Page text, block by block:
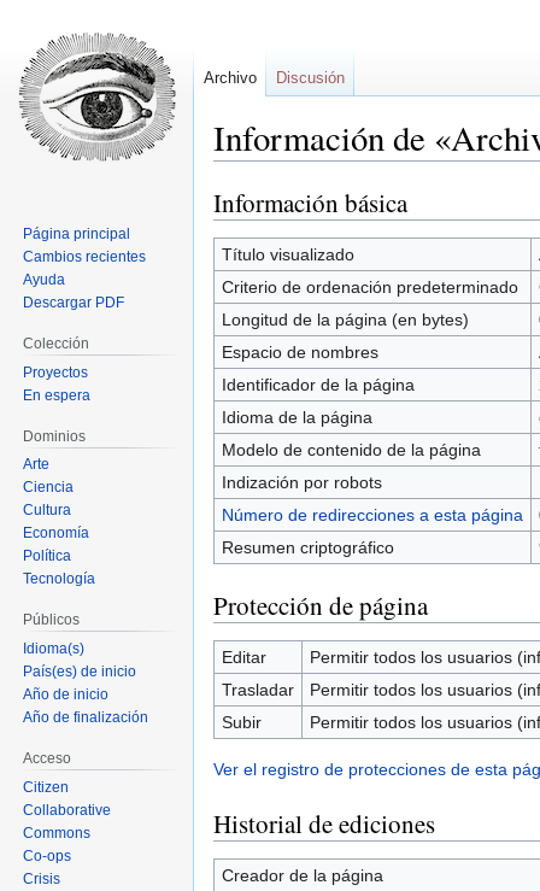
Información de
Ir
a
la
navegación
Ir
a
la
búsqueda
Información básica
Título visualizado
Criterio de ordenación predeterminado
Longitud de la página (en bytes)
Espacio de nombres
Identificador de la página
Idioma de la página
Modelo de contenido de la página
Indización por robots
Número de redirecciones a esta página
Resumen criptográfico
Protección de página
Editar
Permitir todos los usuarios
Trasladar
Permitir todos los usuarios
Subir
Permitir todos los usuarios
Ver el registro de protecciones de esta
Historial de ediciones
Creador de la página
Archivo Discusión
Página principal
Cambios recientes
Ayuda
Descargar PDF
Colección
Proyectos
En espera
Dominios
Arte
Ciencia
Cultura
Economía
Política
Tecnología
Públicos
Idioma(s)
País(es) de inicio
Año de inicio
Año de finalización
Acceso
Citizen
Collaborative
Commons
Co-ops
Crisis